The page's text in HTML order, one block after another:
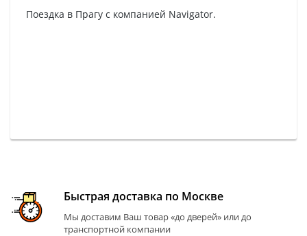
Поездка в Прагу с компанией Navigator.
Быстрая доставка по Москве
Мы доставим Ваш товар «до дверей» или до
транспортной компании